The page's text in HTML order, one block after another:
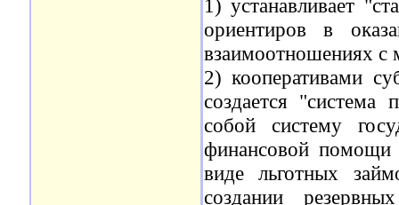
1) устанавливает
ориентиров в
взаимоотношениях с
2) кооперативами
создается
собой систему
финансовой помощи
виде льготных
создании